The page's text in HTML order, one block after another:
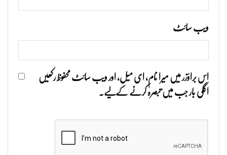
ویب‌ سائٹ
اس براؤزر میں میرا نام، ای میل، اور ویب سائٹ محفوظ رکھیں
اگلی بار جب میں تبصرہ کرنے کےلیے۔